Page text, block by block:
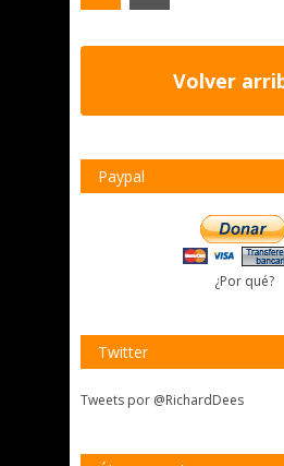
Volver
Paypal
¿Por qué?
Twitter
Tweets por @RichardDees